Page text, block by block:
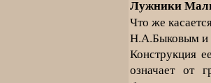
Лужники
Что же
Н.А.Быковым и
Конструкция
означает от